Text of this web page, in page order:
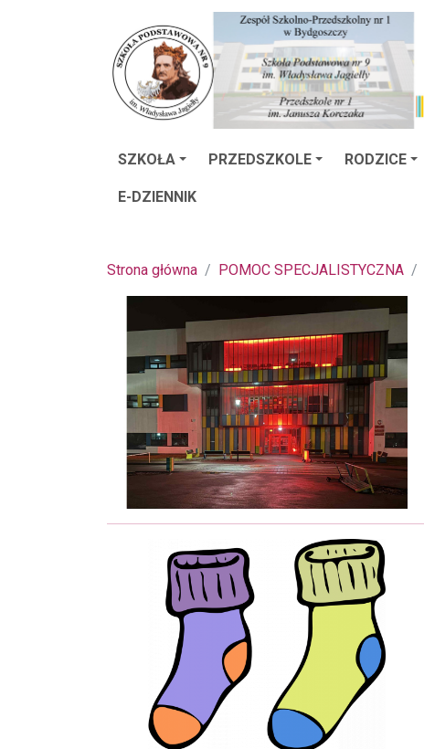
SZKOŁA PRZEDSZKOLE RODZICE
E-DZIENNIK
Strona główna POMOC SPECJALISTYCZNA